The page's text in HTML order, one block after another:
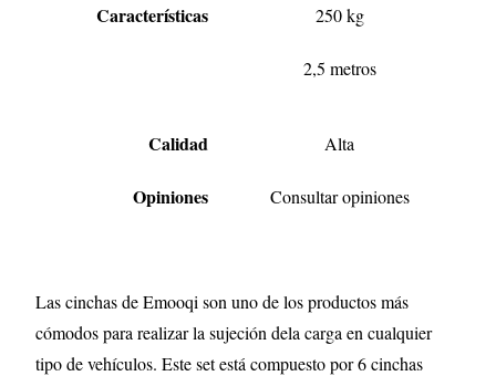
Características 250 kg
2,5 metros
Calidad Alta
Opiniones Consultar opiniones
Las cinchas de Emooqi son uno de los productos más
cómodos para realizar la sujeción dela carga en cualquier
tipo de vehículos. Este set está compuesto por 6 cinchas